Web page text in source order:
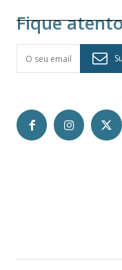
Fique